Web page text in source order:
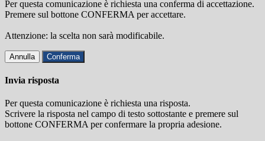
Per questa comunicazione è richiesta una conferma di accettazione.
Premere sul bottone CONFERMA per accettare.
Attenzione: la scelta non sarà modificabile.
Annulla Conferma
Invia risposta
Per questa comunicazione è richiesta una risposta.
Scrivere la risposta nel campo di testo sottostante e premere sul
bottone CONFERMA per confermare la propria adesione.